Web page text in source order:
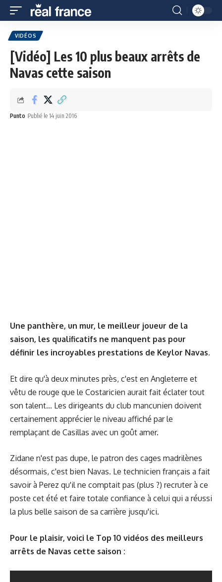
VIDÉOS
[Vidéo] Les 10 plus beaux arrêts de
Navas cette saison
Punto Publié le 14 juin 2016
Une panthère, un mur, le meilleur joueur de la
saison, les qualificatifs ne manquent pas pour
définir les incroyables prestations de Keylor Navas.
Et dire qu'à deux minutes près, c'est en Angleterre et
vêtu de rouge que le Costaricien aurait fait éclater tout
son talent... Les dirigeants du club mancunien doivent
certainement apprécier le niveau affiché par le
remplaçant de Casillas avec un goût amer.
Zidane n'est pas dupe, le patron des cages madrilènes
désormais, c'est bien Navas. Le technicien français a fait
savoir à Perez qu'il ne comptait pas (plus ?) recruter à ce
poste cet été et faire totale confiance à celui qui a réussi
la plus belle saison de sa carrière jusqu'ici.
Pour le plaisir, voici le Top 10 vidéos des meilleurs
arrêts de Navas cette saison :